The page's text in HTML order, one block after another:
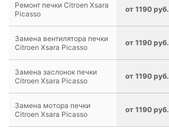
Ремонт печки Citroen Xsara
Picasso
от 1190 руб.
Замена вентилятора печки
Citroen Xsara Picasso
от 1190 руб.
Замена заслонок печки
Citroen Xsara Picasso
от 1190 руб.
Замена мотора печки
Citroen Xsara Picasso
от 1190 руб.